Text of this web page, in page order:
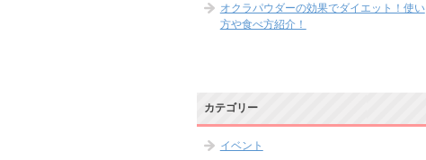
オクラパウダーの効果でダイエット！使い
方や食べ方紹介！
カテゴリー
イベント